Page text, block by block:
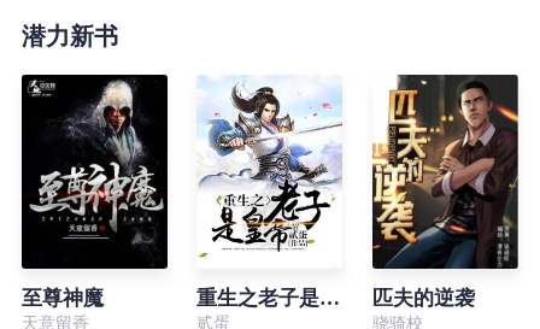
潜力新书
至尊神魔
天意留香
重生之老子是皇帝
贰蛋
匹夫的逆袭
骁骑校